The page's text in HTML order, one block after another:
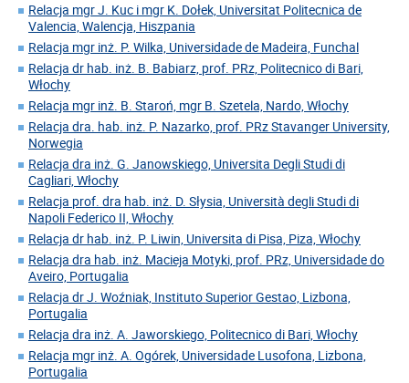
Relacja mgr J. Kuc i mgr K. Dołek, Universitat Politecnica de
Valencia, Walencja, Hiszpania
Relacja mgr inż. P. Wilka, Universidade de Madeira, Funchal
Relacja dr hab. inż. B. Babiarz, prof. PRz, Politecnico di Bari,
Włochy
Relacja mgr inż. B. Staroń, mgr B. Szetela, Nardo, Włochy
Relacja dra. hab. inż. P. Nazarko, prof. PRz Stavanger University,
Norwegia
Relacja dra inż. G. Janowskiego, Universita Degli Studi di
Cagliari, Włochy
Relacja prof. dra hab. inż. D. Słysia, Università degli Studi di
Napoli Federico II, Włochy
Relacja dr hab. inż. P. Liwin, Universita di Pisa, Piza, Włochy
Relacja dra hab. inż. Macieja Motyki, prof. PRz, Universidade do
Aveiro, Portugalia
Relacja dr J. Woźniak, Instituto Superior Gestao, Lizbona,
Portugalia
Relacja dra inż. A. Jaworskiego, Politecnico di Bari, Włochy
Relacja mgr inż. A. Ogórek, Universidade Lusofona, Lizbona,
Portugalia